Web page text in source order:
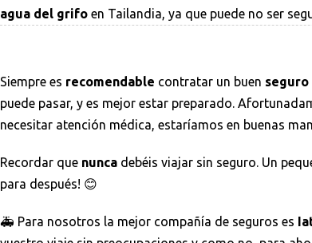
agua del grifo en Tailandia, ya que puede no ser
Siempre es recomendable contratar un buen seguro
puede pasar, y es mejor estar preparado.
necesitar atención médica, estaríamos en buenas
Recordar que nunca debéis viajar sin seguro. Un
para después! 😊
🚑 Para nosotros la mejor compañía de seguros es